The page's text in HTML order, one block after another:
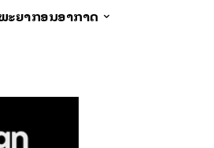
ະຍາກອນອາກາດ